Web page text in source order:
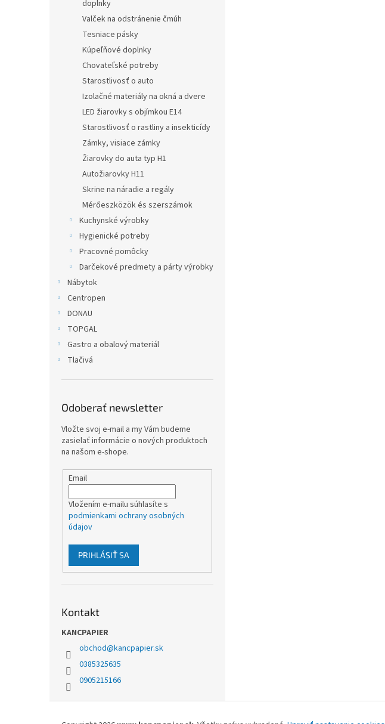
doplnky
Valček na odstránenie čmúh
Tesniace pásky
Kúpeľňové doplnky
Chovateľské potreby
Starostlivosť o auto
Izolačné materiály na okná a dvere
LED žiarovky s objímkou E14
Starostlivosť o rastliny a insekticídy
Zámky, visiace zámky
Žiarovky do auta typ H1
Autožiarovky H11
Skrine na náradie a regály
Mérőeszközök és szerszámok
Kuchynské výrobky
Hygienické potreby
Pracovné pomôcky
Darčekové predmety a párty výrobky
Nábytok
Centropen
DONAU
TOPGAL
Gastro a obalový materiál
Tlačivá
Odoberať newsletter
Vložte svoj e-mail a my Vám budeme
zasielať informácie o nových produktoch
na našom e-shope.
Email
Vložením e-mailu súhlasíte s
podmienkami ochrany osobných
údajov
PRIHLÁSIŤ SA
Kontakt
KANCPAPIER
obchod@kancpapier.sk
0385325635
0905215166